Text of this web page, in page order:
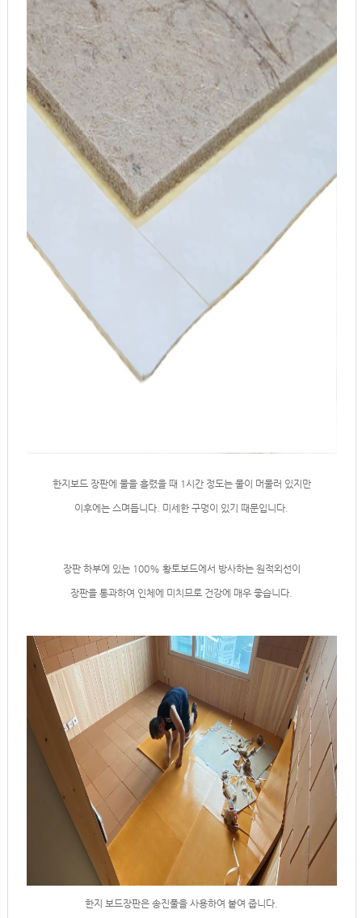
한지보드 장판에 물을 흘렸을 때 1시간 정도는 물이 머물러 있지만
이후에는 스며듭니다. 미세한 구멍이 있기 때문입니다.
장판 하부에 있는 100% 황토보드에서 방사하는 원적외선이
장판을 통과하여 인체에 미치므로 건강에 매우 좋습니다.
한지 보드장판은 송진풀을 사용하여 붙여 줍니다.